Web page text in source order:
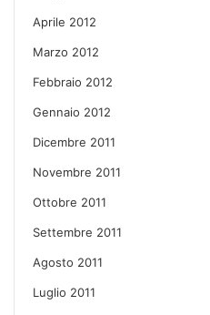
Aprile 2012
Marzo 2012
Febbraio 2012
Gennaio 2012
Dicembre 2011
Novembre 2011
Ottobre 2011
Settembre 2011
Agosto 2011
Luglio 2011